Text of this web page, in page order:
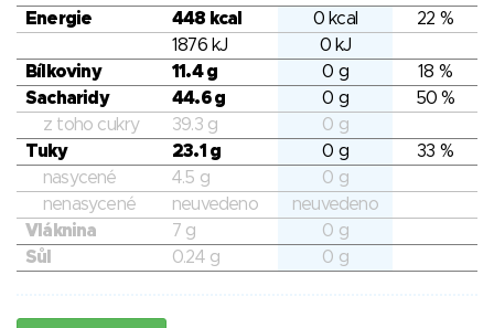
Energie 448 kcal 0 kcal
22 %
1876 kJ
0 kJ
Bílkoviny
11.4 g 0 g
18 %
Sacharidy
44.6 g 0 g
50 %
z toho cukry
39.3 g
0 g
Tuky
23.1 g 0 g
33 %
nasycené
4.5 g
0 g
nenasycené
neuvedeno
neuvedeno
Vláknina
7 g
0 g
Sůl
0.24 g 0 g